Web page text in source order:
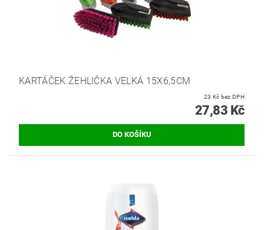
KARTÁČEK ŽEHLIČKA VELKÁ 15X6,5CM
23 Kč bez DPH
27,83 Kč